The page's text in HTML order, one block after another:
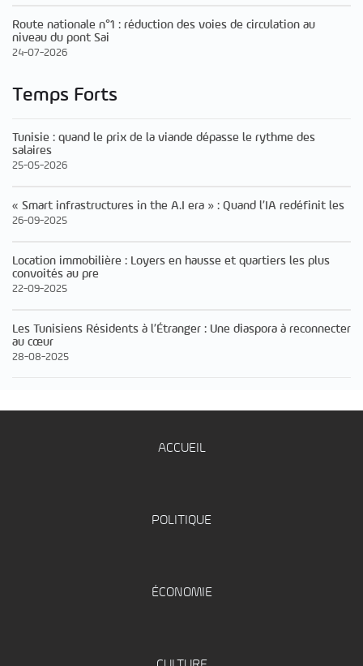
Route nationale n°1 : réduction des voies de circulation au
niveau du pont Sai
24-07-2026
Temps Forts
Tunisie : quand le prix de la viande dépasse le rythme des
salaires
25-05-2026
« Smart infrastructures in the A.I era » : Quand l’IA redéfinit les
26-09-2025
Location immobilière : Loyers en hausse et quartiers les plus
convoités au pre
22-09-2025
Les Tunisiens Résidents à l’Étranger : Une diaspora à reconnecter
au cœur
28-08-2025
ACCUEIL
POLITIQUE
ÉCONOMIE